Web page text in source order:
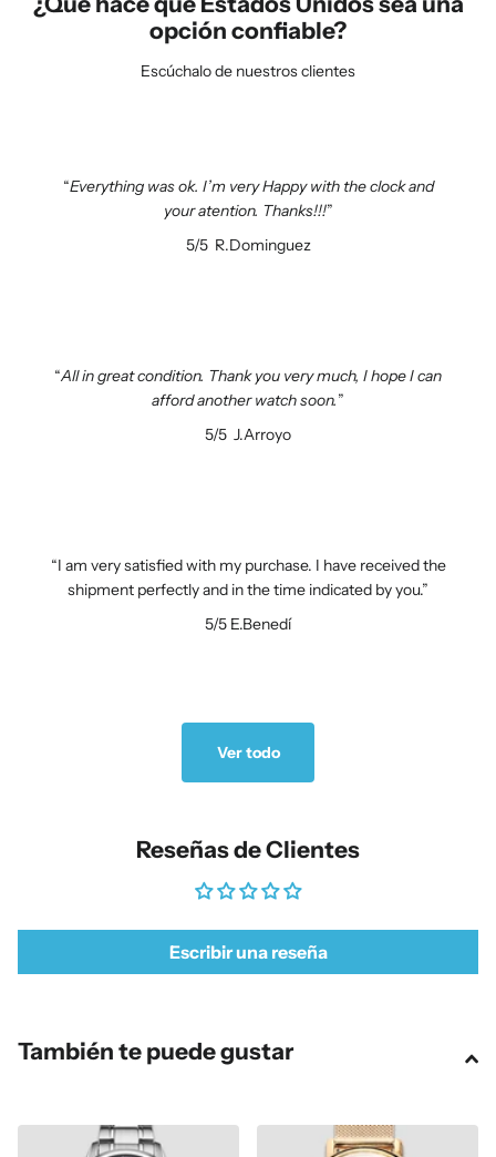
opción confiable?
Escúchalo de nuestros clientes
Everything was ok. I’m very Happy with the clock and
your atention. Thanks!!!
5/5R.Dominguez
All in great condition. Thank you very much, I hope I can
afford another watch soon.
5/5 J.Arroyo
I am very satisfied with my purchase. I have received the
shipment perfectly and in the time indicated by you.
5/5 E.Benedí
Ver todo
Reseñas de Clientes
Escribir una reseña
También te puede gustar